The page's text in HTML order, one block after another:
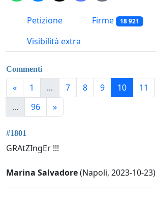
Petizione Firme 18 921
Visibilità extra
Commenti
« 1 ... 7 8 9 10 11
...
96 »
#1801
GRAtZIngEr !!!
Marina Salvadore(Napoli, 2023-10-23)